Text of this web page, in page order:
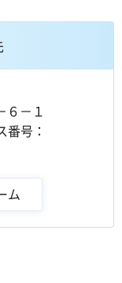
－１
号：